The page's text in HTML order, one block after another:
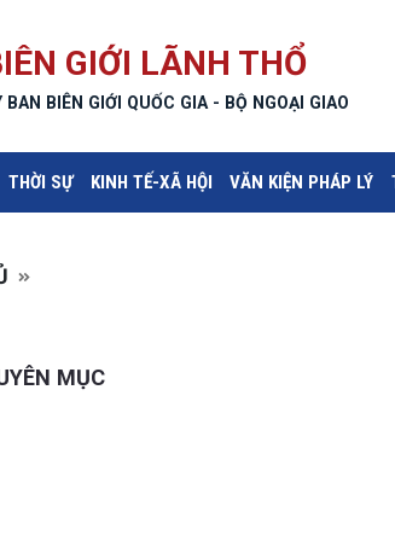
GIỚI LÃNH THỔ
BAN BIÊN GIỚI QUỐC GIA - BỘ NGOẠI GIAO
(CURRENT)
THỜI SỰ KINH TẾ-XÃ HỘI VĂN KIỆN PHÁP LÝ
MỤC